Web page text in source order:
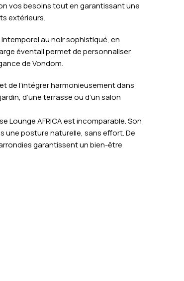
vos besoins tout en garantissant une
extérieurs.
au noir sophistiqué, en
éventail permet de personnaliser
de Vondom.
de l’intégrer harmonieusement dans
d’une terrasse ou d’un salon
Lounge AFRICA est incomparable. Son
une posture naturelle, sans effort. De
garantissent un bien-être